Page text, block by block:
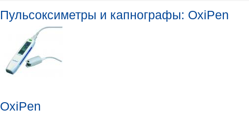
Пульсоксиметры и капнографы: OxiPen
OxiPen